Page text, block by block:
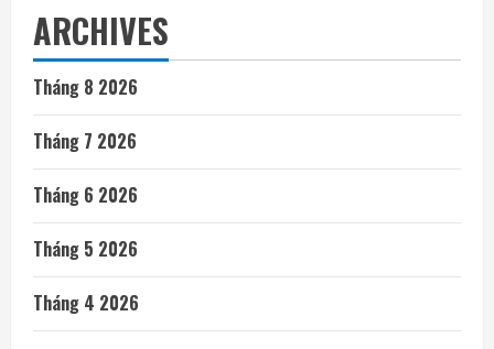
ARCHIVES
Tháng 8 2026
Tháng 7 2026
Tháng 6 2026
Tháng 5 2026
Tháng 4 2026